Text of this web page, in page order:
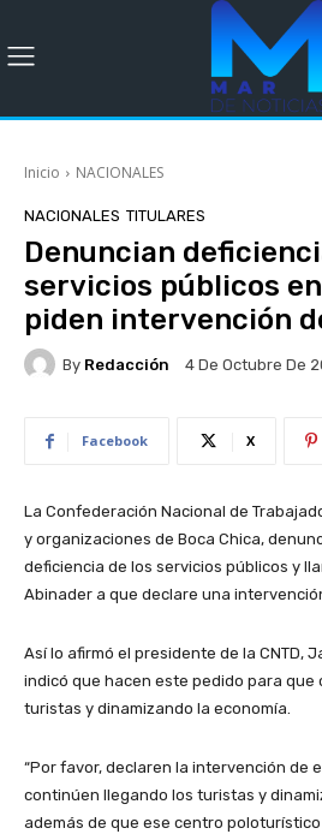
Inicio NACIONALES
NACIONALES TITULARES
Denuncian
servicios públicos
piden intervención
By Redacción 4 De Octubre De
Facebook X
La Confederación Nacional de
y organizaciones de Boca Chica,
deficiencia de los servicios públicos y
Abinader a que declare una
Así lo afirmó el presidente de la CNTD,
indicó que hacen este pedido para que
turistas y dinamizando la economía.
“Por favor, declaren la intervención de
continúen llegando los turistas y
además de que ese centro